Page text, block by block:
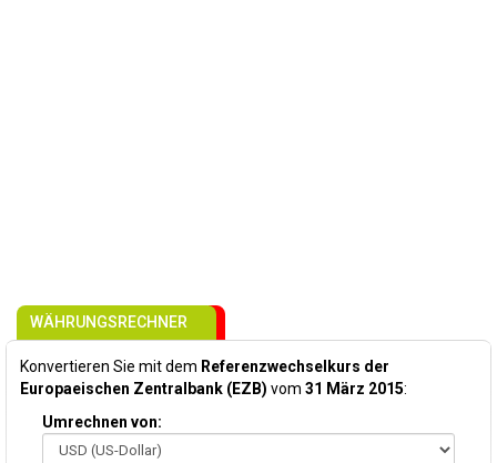
WÄHRUNGSRECHNER
Konvertieren Sie mit dem Referenzwechselkurs der
Europaeischen Zentralbank (EZB) vom 31 März 2015:
Umrechnen von: